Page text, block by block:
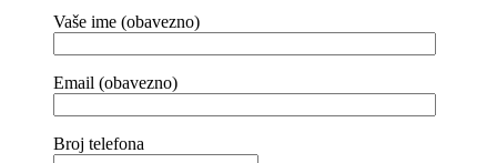
Vaše ime (obavezno)
Email (obavezno)
Broj telefona